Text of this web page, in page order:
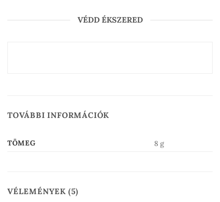
VÉDD ÉKSZERED
TOVÁBBI INFORMÁCIÓK
TÖMEG 8 g
VÉLEMÉNYEK (5)